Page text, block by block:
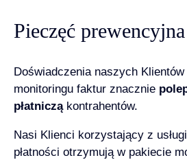
Pieczęć prewencyjna
Doświadczenia naszych Klientów
monitoringu faktur znacznie
płatnicząkontrahentów.
Nasi Klienci korzystający z
płatności otrzymują w pakiecie